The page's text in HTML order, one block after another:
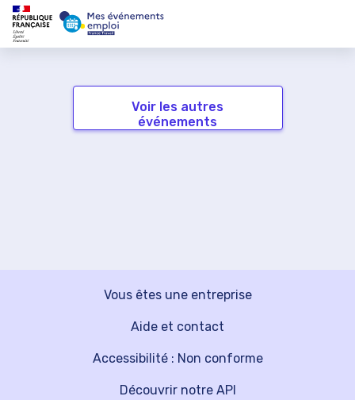
Voir les autres
événements
Vous êtes une entreprise
Découvrir notre API
Aide et contact
Accessibilité : Non conforme